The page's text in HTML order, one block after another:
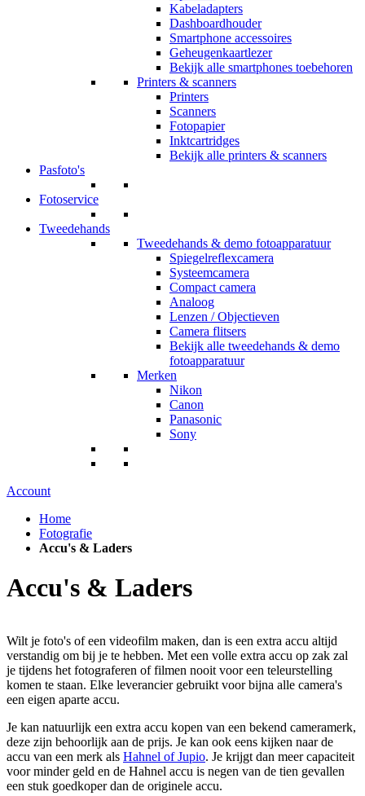
Kabeladapters
Dashboardhouder
Smartphone accessoires
Geheugenkaartlezer
Bekijk alle smartphones toebehoren
Printers & scanners
Printers
Scanners
Fotopapier
Inktcartridges
Bekijk alle printers & scanners
Pasfoto's
Fotoservice
Tweedehands
Tweedehands & demo fotoapparatuur
Spiegelreflexcamera
Systeemcamera
Compact camera
Analoog
Lenzen / Objectieven
Camera flitsers
Bekijk alle tweedehands & demo
fotoapparatuur
Merken
Nikon
Canon
Panasonic
Sony
Account
Home
Fotografie
Accu's & Laders
Accu's & Laders
Wilt je foto's of een videofilm maken, dan is een extra accu altijd
verstandig om bij je te hebben. Met een volle extra accu op zak zal
je tijdens het fotograferen of filmen nooit voor een teleurstelling
komen te staan. Elke leverancier gebruikt voor bijna alle camera's
een eigen aparte accu.
Je kan natuurlijk een extra accu kopen van een bekend cameramerk,
deze zijn behoorlijk aan de prijs. Je kan ook eens kijken naar de
accu van een merk als Hahnel of Jupio. Je krijgt dan meer capaciteit
voor minder geld en de Hahnel accu is negen van de tien gevallen
een stuk goedkoper dan de originele accu.